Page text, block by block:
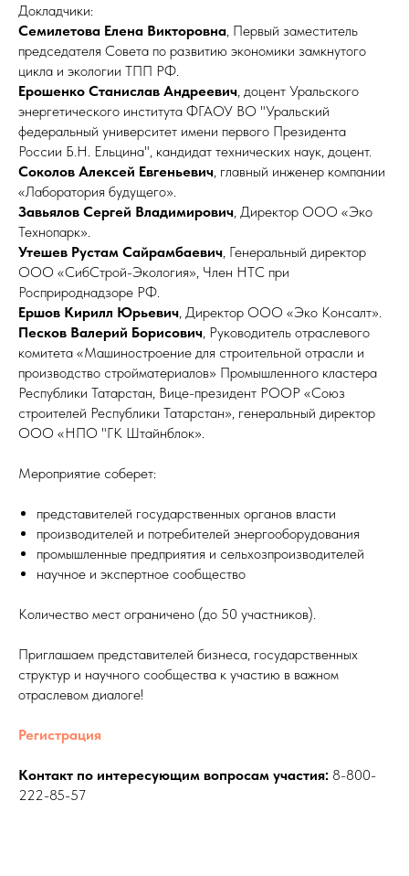
Докладчики:
Семилетова Елена Викторовна , Первый заместитель
председателя Совета по развитию экономики замкнутого
цикла и экологии ТПП РФ.
Ерошенко Станислав Андреевич , доцент Уральского
энергетического института ФГАОУ ВО "Уральский
федеральный университет имени первого Президента
России Б.Н. Ельцина", кандидат технических наук, доцент.
Соколов Алексей Евгеньевич , главный инженер компании
«Лаборатория будущего».
Завьялов Сергей Владимирович , Директор ООО «Эко
Технопарк».
Утешев Рустам Сайрамбаевич , Генеральный директор
ООО «СибСтрой-Экология», Член НТС при
Росприроднадзоре РФ.
Ершов Кирилл Юрьевич , Директор ООО «Эко Консалт».
Песков Валерий Борисович , Руководитель отраслевого
комитета «Машиностроение для строительной отрасли и
производство стройматериалов» Промышленного кластера
Республики Татарстан, Вице-президент РООР «Союз
строителей Республики Татарстан», генеральный директор
ООО «НПО "ГК Штайнблок».
Мероприятие соберет:
представителей государственных органов власти
производителей и потребителей энергооборудования
промышленные предприятия и сельхозпроизводителей
научное и экспертное сообщество
Количество мест ограничено (до 50 участников).
Приглашаем представителей бизнеса, государственных
структур и научного сообщества к участию в важном
отраслевом диалоге!
Регистрация
Контакт по интересующим вопросам участия: 8-800-
222-85-57